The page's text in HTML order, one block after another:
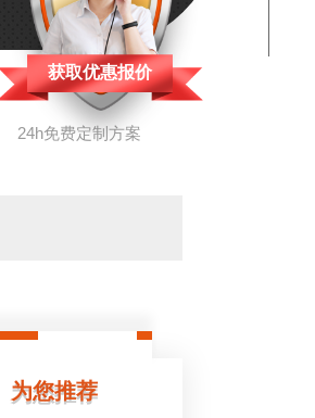
获取优惠报价
24h免费定制方案
为您推荐